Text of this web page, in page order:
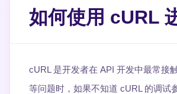
如何使用 cURL
cURL 是开发者在 API 开发中最常接
等问题时，如果不知道 cURL 的调试